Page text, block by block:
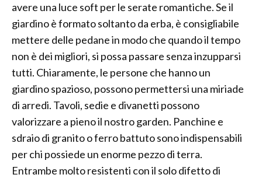
avere una luce soft per le serate romantiche. Se il
giardino è formato soltanto da erba, è consigliabile
mettere delle pedane in modo che quando il tempo
non è dei migliori, si possa passare senza inzupparsi
tutti. Chiaramente, le persone che hanno un
giardino spazioso, possono permettersi una miriade
di arredi. Tavoli, sedie e divanetti possono
valorizzare a pieno il nostro garden. Panchine e
sdraio di granito o ferro battuto sono indispensabili
per chi possiede un enorme pezzo di terra.
Entrambe molto resistenti con il solo difetto di